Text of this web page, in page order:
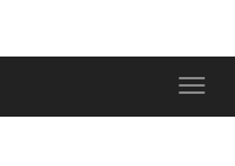
Toggle